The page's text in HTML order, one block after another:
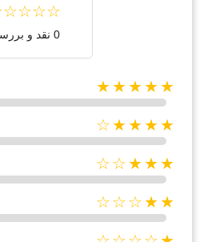
0 نقد و بررسی
★★★★★
★★★★☆
★★★☆☆
★★☆☆☆